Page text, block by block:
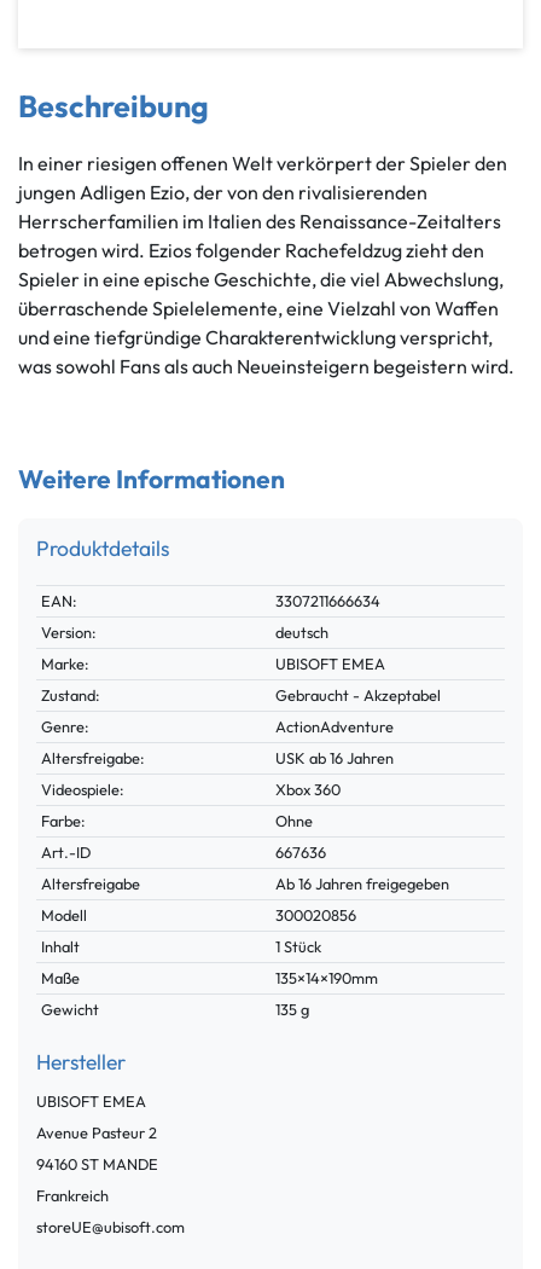
Beschreibung
In einer riesigen offenen Welt verkörpert der Spieler den
jungen Adligen Ezio, der von den rivalisierenden
Herrscherfamilien im Italien des Renaissance-Zeitalters
betrogen wird. Ezios folgender Rachefeldzug zieht den
Spieler in eine epische Geschichte, die viel Abwechslung,
überraschende Spielelemente, eine Vielzahl von Waffen
und eine tiefgründige Charakterentwicklung verspricht,
was sowohl Fans als auch Neueinsteigern begeistern wird.
Weitere Informationen
Produktdetails
Technisches
Merkmal
Wert
EAN:
3307211666634
Version:
deutsch
Marke:
UBISOFT EMEA
Zustand:
Gebraucht - Akzeptabel
Genre:
ActionAdventure
Altersfreigabe:
USK ab 16 Jahren
Videospiele:
Xbox 360
Farbe:
Ohne
Technisches
Merkmal
Wert
Art.-ID
667636
Altersfreigabe
Ab 16 Jahren freigegeben
Modell
300020856
Inhalt
1 Stück
Maße
135×14×190mm
Gewicht
135 g
Hersteller
UBISOFT EMEA
Avenue Pasteur2
94160ST MANDE
Frankreich
storeUE@ubisoft.com